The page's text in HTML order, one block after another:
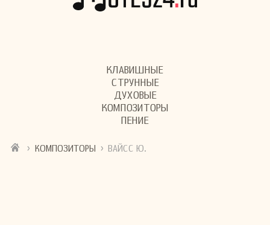
КЛАВИШНЫЕ
СТРУННЫЕ
ДУХОВЫЕ
КОМПОЗИТОРЫ
ПЕНИЕ
› КОМПОЗИТОРЫ › ВАЙСС Ю.